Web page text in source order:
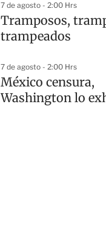
7 de agosto - 2:00 Hrs
Tramposos,
trampeados
7 de agosto - 2:00 Hrs
México censura,
Washington lo